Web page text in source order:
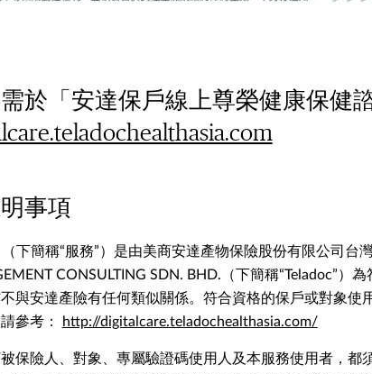
於「安達保戶線上尊榮健康保健
事項
稱“服務”）是由美商安達產物保險股份有限公司台灣
CONSULTING SDN. BHD.（下簡稱“Teladoc”）
與安達產險有任何類似關係。符合資格的保戶或對象使
參考：
http://digitalcare.teladochealthasia.com/
險人、對象、專屬驗證碼使用人及本服務使用者，都